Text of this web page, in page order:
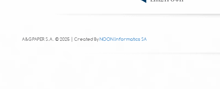
A&G PAPER S.A. © 2025 | Created ByNOON Informatics SA